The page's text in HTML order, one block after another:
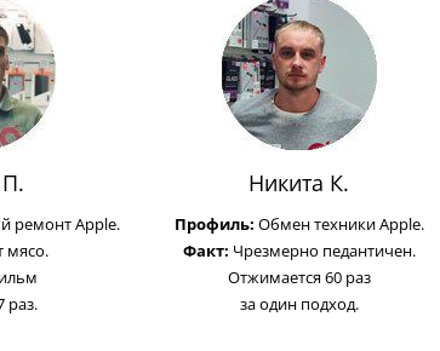
ремонт Apple.
мясо.
раз.
Никита К.
Профиль: Обмен техники Apple.
Факт: Чрезмерно педантичен.
Отжимается 60 раз
за один подход.